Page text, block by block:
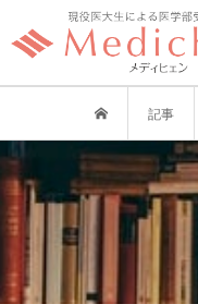
記事